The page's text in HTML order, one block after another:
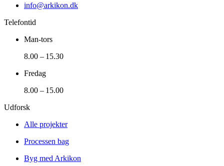
info@arkikon.dk
Telefontid
Man-tors
8.00 – 15.30
Fredag
8.00 – 15.00
Udforsk
Alle projekter
Processen bag
Byg med Arkikon